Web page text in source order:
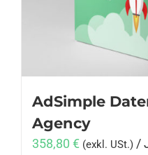
AdSimple
Agency
358,80 € (exkl. USt.) /